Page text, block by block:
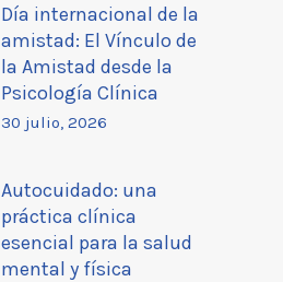
Día internacional de la
amistad: El Vínculo de
la Amistad desde la
Psicología Clínica
30 julio, 2026
Autocuidado: una
práctica clínica
esencial para la salud
mental y física